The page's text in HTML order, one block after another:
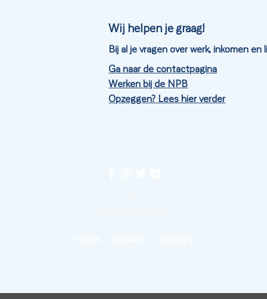
Wij helpen je graag!
Bij al je vragen over werk, inkomen en
Ga naar de contactpagina
Werken bij de NPB
Opzeggen? Lees hier verder